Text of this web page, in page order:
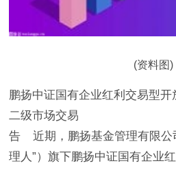
(资料图)
鹏扬中证国有企业红利交易型
二级市场交易 价格
告 近期，鹏扬基金管理有限公
理人”）旗下鹏扬中证国有企业